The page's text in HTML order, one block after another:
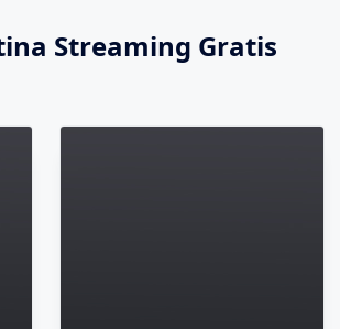
Streaming Gratis